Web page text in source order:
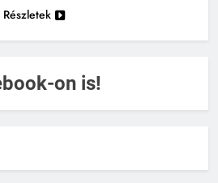
Részletek
on is!